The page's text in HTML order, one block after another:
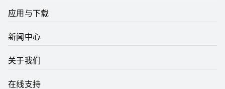
应用与下载
新闻中心
关于我们
在线支持